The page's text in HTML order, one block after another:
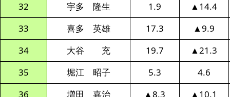
32
宇多 隆生 1.9
▲14.4
33
喜多 英雄 17.3
▲9.9
34
大谷 充 19.7
▲21.3
35
堀江 昭子 5.3
4.6
36
増田 嘉治 ▲8.3
▲10.1